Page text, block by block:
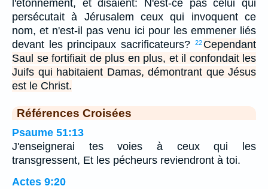
l'étonnement, et disaient: N'est-ce pas celui qui
persécutait à Jérusalem ceux qui invoquent ce
nom, et n'est-il pas venu ici pour les emmener liés
devant les principaux sacrificateurs?
22 Cependant
Saul se fortifiait de plus en plus, et il confondait les
Juifs qui habitaient Damas, démontrant que Jésus
est le Christ.
Références Croisées
Psaume 51:13
J'enseignerai tes voies à ceux qui les
transgressent, Et les pécheurs reviendront à toi.
Actes 9:20